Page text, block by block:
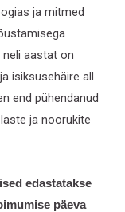
ja mitmed
aastat on
isiksusehäire all
end pühendanud
ja noorukite
edastatakse
päeva